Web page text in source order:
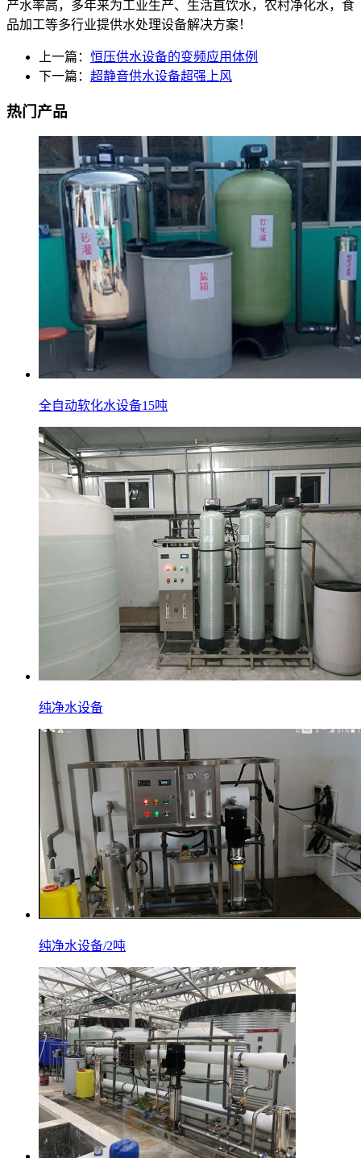
产水率高，多年来为工业生产、生活直饮水，农村净化水，食
品加工等多行业提供水处理设备解决方案！
上一篇： 恒压供水设备的变频应用体例
下一篇： 超静音供水设备超强上风
热门产品
全自动软化水设备15吨
纯净水设备
纯净水设备/2吨